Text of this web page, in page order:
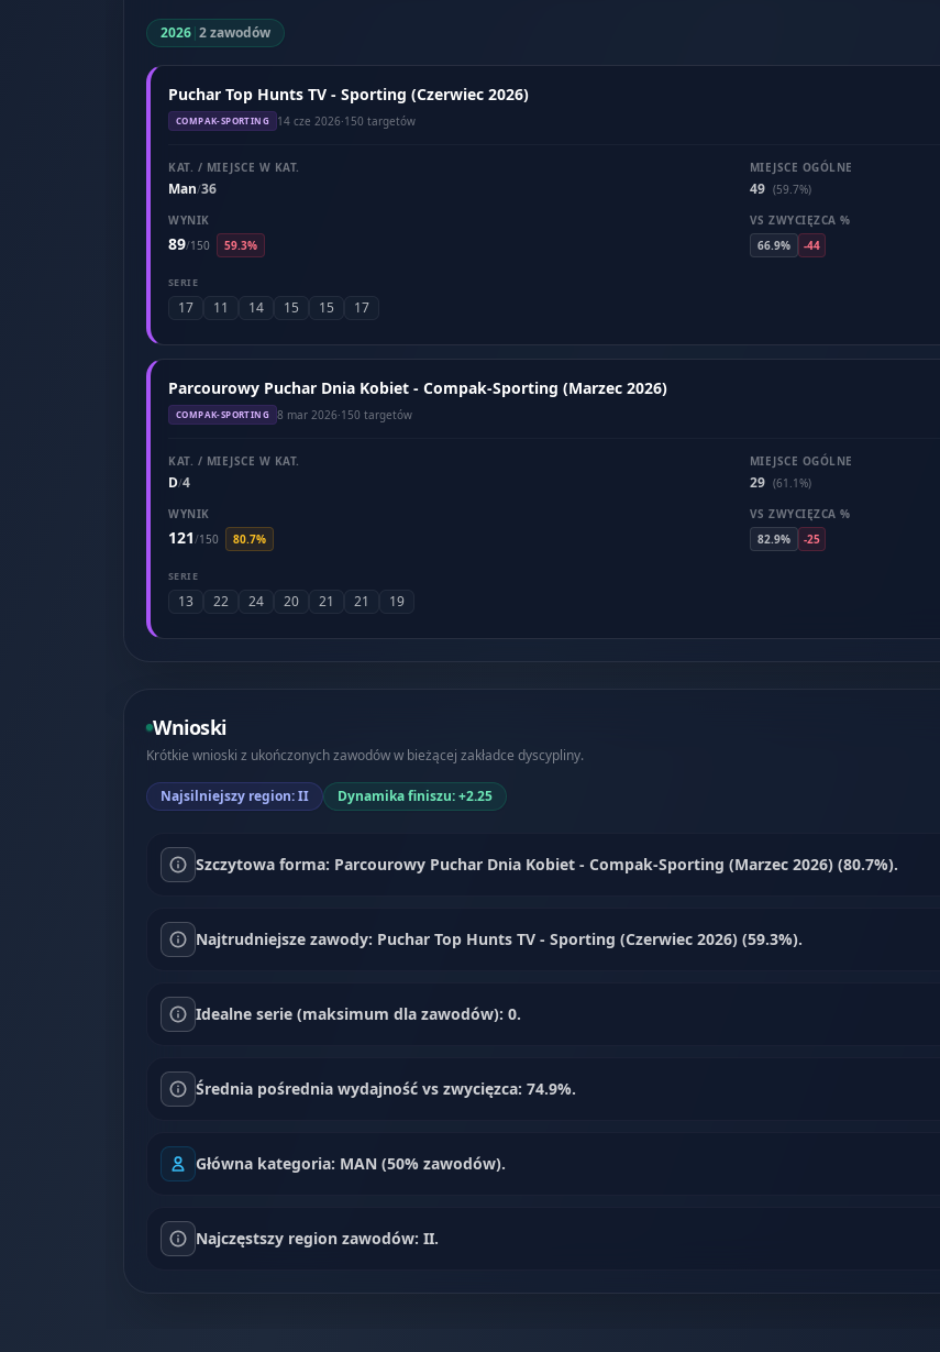
2026|2 zawodów
Puchar Top Hunts TV - Sporting (Czerwiec 2026)
COMPAK-SPORTING 14 cze 2026·150 targetów
KAT. / MIEJSCE W KAT.
Man/36
MIEJSCE OGÓLNE
49 (59.7%)
WYNIK
89/150 59.3%
VS ZWYCIĘZCA %
66.9%
-44
SERIE
17 11 14 15 15 17
Parcourowy Puchar Dnia Kobiet - Compak-Sporting (Marzec 2026)
COMPAK-SPORTING 8 mar 2026·150 targetów
KAT. / MIEJSCE W KAT.
D/4
MIEJSCE OGÓLNE
29 (61.1%)
WYNIK
121/150 80.7%
VS ZWYCIĘZCA %
82.9%
-25
SERIE
13 22 24 20 21 21 19
Wnioski
Krótkie wnioski z ukończonych zawodów w bieżącej zakładce dyscypliny.
Najsilniejszy region: II Dynamika finiszu: +2.25
Szczytowa forma: Parcourowy Puchar Dnia Kobiet - Compak-Sporting (Marzec 2026) (80.7%).
Najtrudniejsze zawody: Puchar Top Hunts TV - Sporting (Czerwiec 2026) (59.3%).
Idealne serie (maksimum dla zawodów): 0.
Średnia pośrednia wydajność vs zwycięzca: 74.9%.
Główna kategoria: MAN (50% zawodów).
Najczęstszy region zawodów: II.